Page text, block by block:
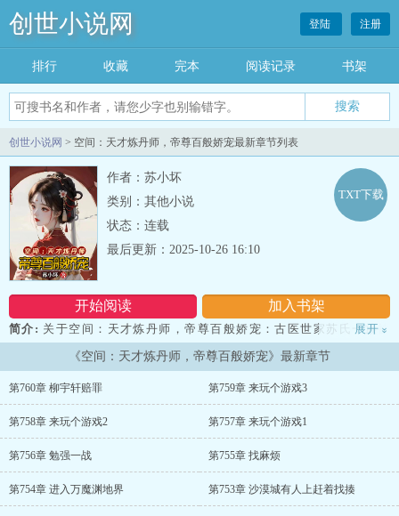
创世小说网 登陆 注册
排行 收藏 完本 阅读记录 书架
创世小说网 > 空间：天才炼丹师，帝尊百般娇宠最新章节列表
作者：苏小坏
类别：其他小说
状态：连载
开始阅读 加入书架
TXT下载
最后更新：2025-10-26 16:10
简介: 关于空间：天才炼丹师，帝尊百般娇宠：古医世家苏氏一族被
巫族诅咒，为了延续传承以及血脉把苏氏继承人苏云芊送往苏氏祖
宅，利用时空穿梭机器把她送往万年前的天圣大陆。而她穿越回去的
首要任务就是找个男人把自己嫁了，解除自己身上的诅咒。在穿梭过
孩身体。没想到的是族长爷爷居然让她这个废物当少主？只是当见到
救了她的帝尊时，她眼冒金星，这不正是自己完美男友。“帝尊，您看
我长的是否符号您的审美，要不收了我吧。”...
展开 »
《空间：天才炼丹师，帝尊百般娇宠》最新章节
第760章 柳宇轩赔罪 第759章 来玩个游戏3
第758章 来玩个游戏2 第757章 来玩个游戏1
第756章 勉强一战 第755章 找麻烦
第754章 进入万魔渊地界 第753章 沙漠城有人上赶着找揍